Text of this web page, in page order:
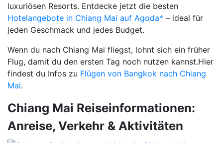
luxuriösen Resorts. Entdecke jetzt die besten
Hotelangebote in Chiang Mai auf Agoda* – ideal für
jeden Geschmack und jedes Budget.
Wenn du nach Chiang Mai fliegst, lohnt sich ein früher
Flug, damit du den ersten Tag noch nutzen kannst.Hier
findest du Infos zu Flügen von Bangkok nach Chiang
Mai.
Chiang Mai Reiseinformationen:
Anreise, Verkehr & Aktivitäten